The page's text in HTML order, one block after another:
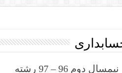
دانلود رایگان نمونه سوال اصول حسابداری 1 نیمسال دوم 96 – 97 رشته